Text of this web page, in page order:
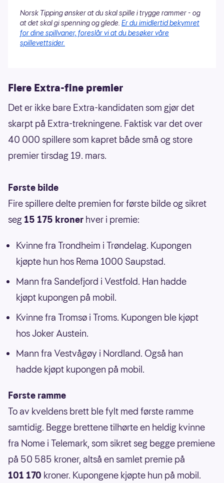
Norsk Tipping ønsker at du skal spille i trygge rammer - og
at det skal gi spenning og glede. Er du imidlertid bekymret
for dine spillvaner, foreslår vi at du besøker våre
spillevettsider.
Flere Extra-fine premier
Det er ikke bare Extra-kandidaten som gjør det
skarpt på Extra-trekningene. Faktisk var det over
40 000 spillere som kapret både små og store
premier tirsdag 19. mars.
Første bilde
Fire spillere delte premien for første bilde og sikret
seg15 175 kroner hver i premie:
Kvinne fra Trondheim i Trøndelag. Kupongen
kjøpte hun hos Rema 1000 Saupstad.
Mann fra Sandefjord i Vestfold. Han hadde
kjøpt kupongen på mobil.
Kvinne fra Tromsø i Troms. Kupongen ble kjøpt
hos Joker Austein.
Mann fra Vestvågøy i Nordland. Også han
hadde kjøpt kupongen på mobil.
Første ramme
To av kveldens brett ble fylt med første ramme
samtidig. Begge brettene tilhørte en heldig kvinne
fra Nome i Telemark, som sikret seg begge premiene
på 50 585 kroner, altså en samlet premie på
101 170 kroner. Kupongene kjøpte hun på mobil.